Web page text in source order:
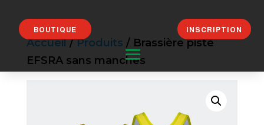
BOUTIQUE INSCRIPTION
Accueil/Produits / Brassière piste
EFSRA sans manches